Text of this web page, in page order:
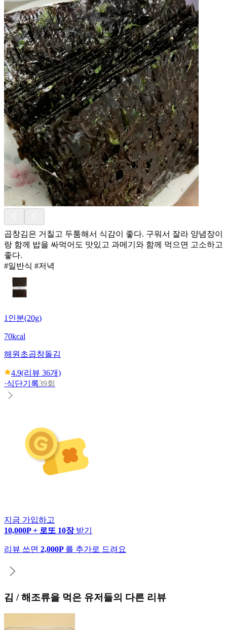
곱창김은 거칠고 두툼해서 식감이 좋다. 구워서 잘라 양념장이
랑 함께 밥을 싸먹어도 맛있고 과메기와 함께 먹으면 고소하고
좋다.
#일반식 #저녁
1인분(20g)
70kcal
해원초곱창돌김
4.9(리뷰 36개)
·식단기록39회
지금 가입하고
10,000P + 로또 10장 받기
리뷰 쓰면 2,000P 를 추가로 드려요
김 / 해조류을 먹은 유저들의 다른 리뷰